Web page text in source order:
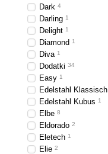
Dark 4
Darling 1
Delight 1
Diamond 1
Diva 1
Dodatki 34
Easy 1
Edelstahl Klassisch
Edelstahl Kubus 1
Elbe 8
Eldorado 2
Eletech 1
Elie 2